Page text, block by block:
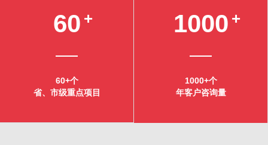
60 +
60+个
省、市级重点项目
1000 +
1000+个
年客户咨询量